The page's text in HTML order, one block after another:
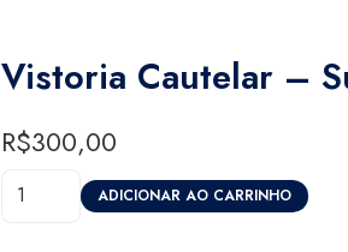
Vistoria Cautelar –
R$300,00
Vistoria
ADICIONAR AO CARRINHO